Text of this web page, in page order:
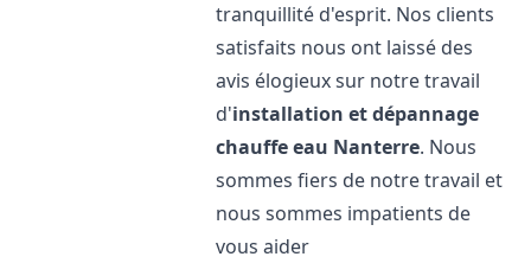
tranquillité d'esprit. Nos clients
satisfaits nous ont laissé des
avis élogieux sur notre travail
d'installation et dépannage
chauffe eau Nanterre. Nous
sommes fiers de notre travail et
nous sommes impatients de
vous aider